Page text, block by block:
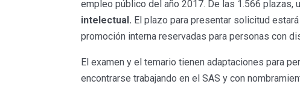
empleo público del año 2017. De las 1.566
intelectual. El plazo para presentar solicitud
promoción interna reservadas para personas con
El examen y el temario tienen adaptaciones para
encontrarse trabajando en el SAS y con